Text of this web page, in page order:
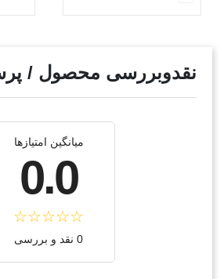
نقدوبررسی محصول /
میانگین امتیازها
0.0
0 نقد و بررسی